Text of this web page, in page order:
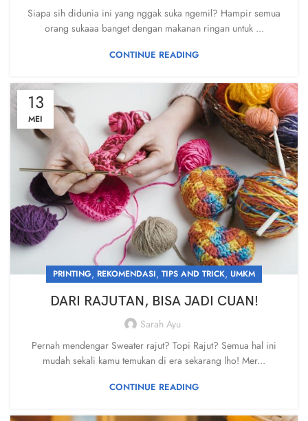
Siapa sih didunia ini yang nggak suka ngemil? Hampir semua
orang sukaaa banget dengan makanan ringan untuk ...
CONTINUE READING
13
MEI
PRINTING, REKOMENDASI, TIPS AND TRICK, UMKM
DARI RAJUTAN, BISA JADI CUAN!
Sarah Ayu
Pernah mendengar Sweater rajut? Topi Rajut? Semua hal ini
mudah sekali kamu temukan di era sekarang lho! Mer...
CONTINUE READING